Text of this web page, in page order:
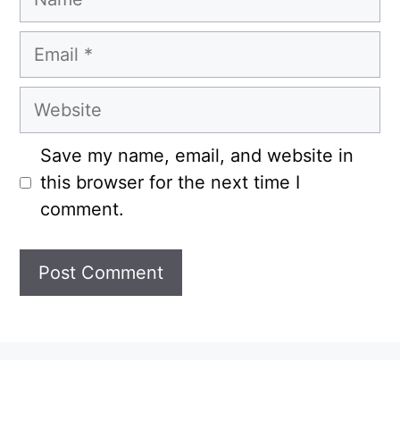
Email
Website
Save my name, email, and website in
this browser for the next time I
comment.